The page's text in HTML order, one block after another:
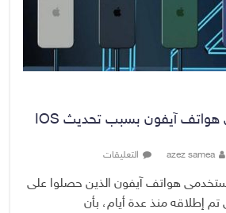
7 أغسطس، 2026 No Comment
مشكلات خطيرة فى هواتف آيفون بسبب تحديث IOS
azez samea التعليقات
هواتف آيفون الذين حصلوا على